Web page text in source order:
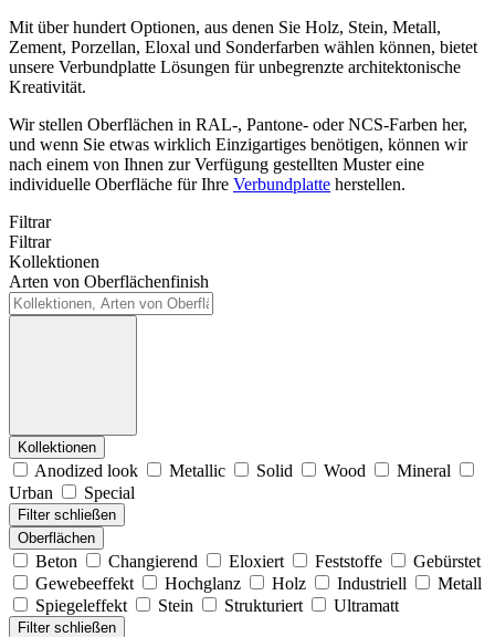
Mit über hundert Optionen, aus denen Sie Holz, Stein, Metall,
Zement, Porzellan, Eloxal und Sonderfarben wählen können, bietet
unsere Verbundplatte Lösungen für unbegrenzte architektonische
Kreativität.
Wir stellen Oberflächen in RAL-, Pantone- oder NCS-Farben her,
und wenn Sie etwas wirklich Einzigartiges benötigen, können wir
nach einem von Ihnen zur Verfügung gestellten Muster eine
individuelle Oberfläche für Ihre Verbundplatte herstellen.
Filtrar
Filtrar
Kollektionen
Arten von Oberflächenfinish
Kollektionen
Anodized look Metallic Solid Wood
Mineral
Urban
Special
Filter schließen
Oberflächen
Beton Changierend Eloxiert Feststoffe
Gebürstet
Gewebeeffekt
Hochglanz Holz Industriell
Metall
Spiegeleffekt
Stein Strukturiert Ultramatt
Filter schließen